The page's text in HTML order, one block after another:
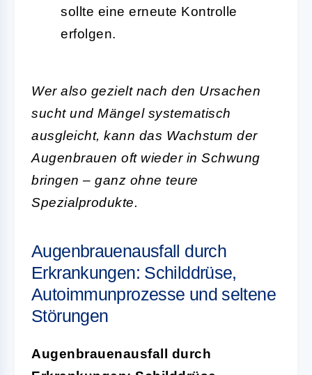
sollte eine erneute Kontrolle
erfolgen.
Wer also gezielt nach den Ursachen
sucht und Mängel systematisch
ausgleicht, kann das Wachstum der
Augenbrauen oft wieder in Schwung
bringen – ganz ohne teure
Spezialprodukte.
Augenbrauenausfall durch
Erkrankungen: Schilddrüse,
Autoimmunprozesse und seltene
Störungen
Augenbrauenausfall durch